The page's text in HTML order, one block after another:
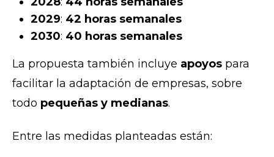
2029: 42 horas semanales
2030: 40 horas semanales
La propuesta también incluye apoyos para
facilitar la adaptación de empresas, sobre
todo pequeñas y medianas.
Entre las medidas planteadas están: